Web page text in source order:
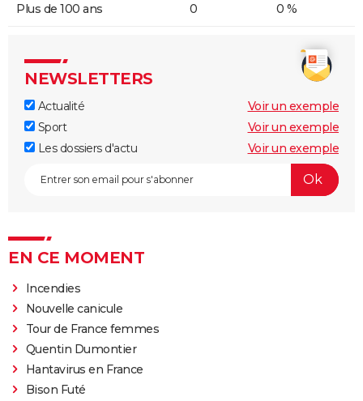
Plus de 100 ans 0 0 %
NEWSLETTERS
Actualité
Voir un exemple
Sport
Voir un exemple
Les dossiers d'actu
Voir un exemple
EN CE MOMENT
Incendies
Nouvelle canicule
Tour de France femmes
Quentin Dumontier
Hantavirus en France
Bison Futé